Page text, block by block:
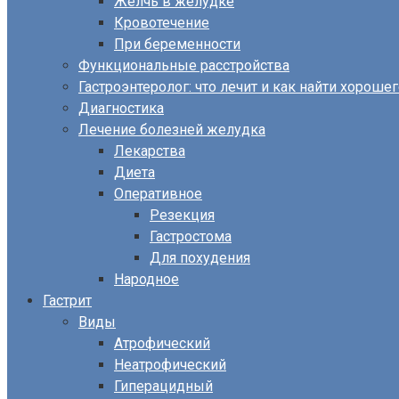
Кровотечение
При беременности
Функциональные расстройства
Гастроэнтеролог: что лечит и как найти
Диагностика
Лечение болезней желудка
Лекарства
Диета
Оперативное
Резекция
Гастростома
Для похудения
Народное
Гастрит
Виды
Атрофический
Неатрофический
Гиперацидный